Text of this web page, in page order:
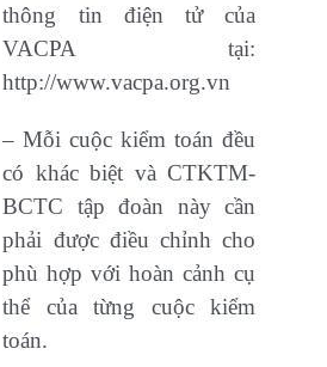
thông tin điện tử của
VACPA tại:
http://www.vacpa.org.vn
– Mỗi cuộc kiểm toán đều
có khác biệt và CTKTM-
BCTC tập đoàn này cần
phải được điều chỉnh cho
phù hợp với hoàn cảnh cụ
thể của từng cuộc kiểm
toán.